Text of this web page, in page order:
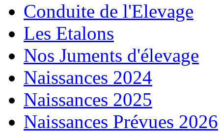
Conduite de l'Elevage
Les Etalons
Nos Juments d'élevage
Naissances 2024
Naissances 2025
Naissances Prévues 2026